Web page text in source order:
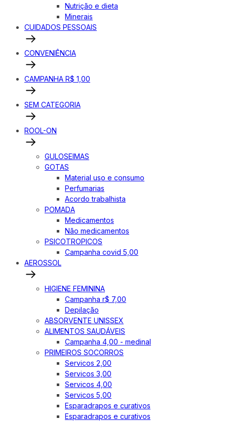
Nutrição e dieta
Minerais
CUIDADOS PESSOAIS
CONVENIÊNCIA
CAMPANHA R$ 1,00
SEM CATEGORIA
ROOL-ON
GULOSEIMAS
GOTAS
Material uso e consumo
Perfumarias
Acordo trabalhista
POMADA
Medicamentos
Não medicamentos
PSICOTROPICOS
Campanha covid 5,00
AEROSSOL
HIGIENE FEMININA
Campanha r$ 7,00
Depilação
ABSORVENTE UNISSEX
ALIMENTOS SAUDÁVEIS
Campanha 4,00 - medinal
PRIMEIROS SOCORROS
Servicos 2,00
Servicos 3,00
Servicos 4,00
Servicos 5,00
Esparadrapos e curativos
Esparadrapos e curativos